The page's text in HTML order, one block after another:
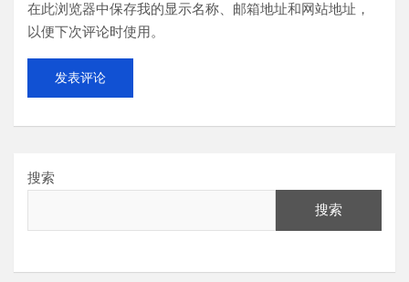
在此浏览器中保存我的显示名称、邮箱地址和网站地址，
以便下次评论时使用。
搜索
搜索